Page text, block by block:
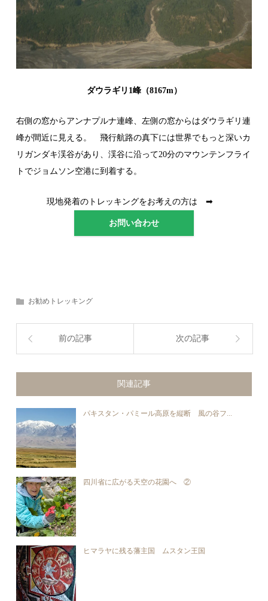
ダウラギリ1峰（8167m）
右側の窓からアンナプルナ連峰、左側の窓からはダウラギリ連
峰が間近に見える。 飛行航路の真下には世界でもっと深いカ
リガンダキ渓谷があり、渓谷に沿って20分のマウンテンフライ
トでジョムソン空港に到着する。
現地発着のトレッキングをお考えの方は ➡
お問い合わせ
お勧めトレッキング
前の記事 次の記事
関連記事
パキスタン・パミール高原を縦断 風の谷フ...
四川省に広がる天空の花園へ ②
ヒマラヤに残る藩主国 ムスタン王国